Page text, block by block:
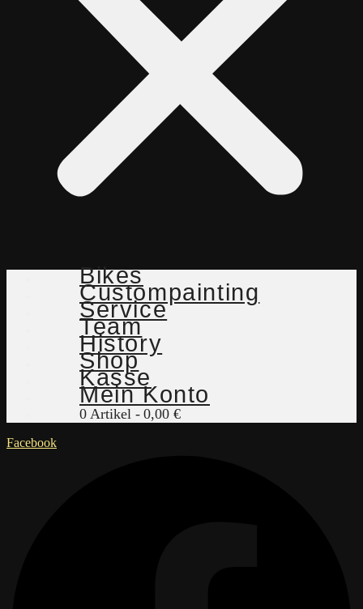
Bikes
Custompainting
Service
Team
History
Shop
Kasse
Mein Konto
0 Artikel 0,00 €
Facebook